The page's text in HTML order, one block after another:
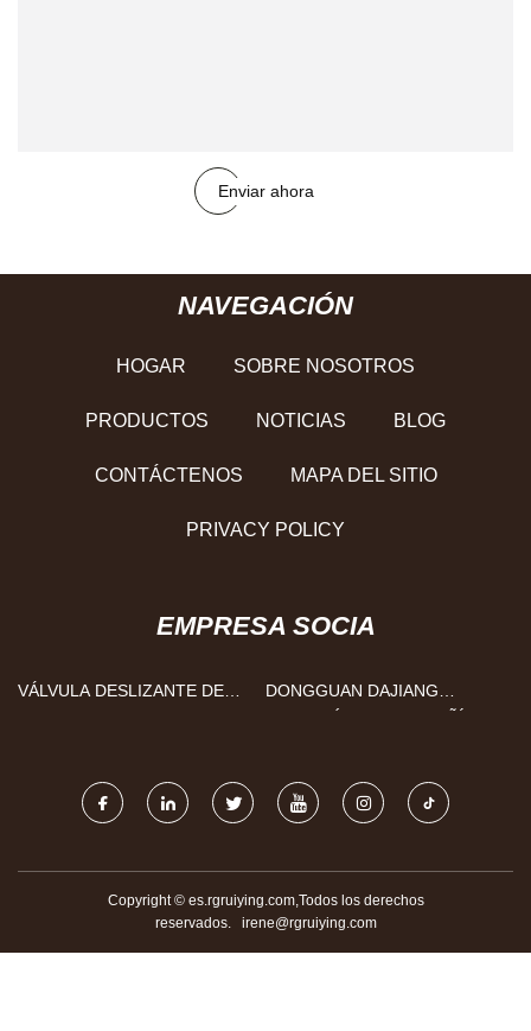
Enviar ahora
NAVEGACIÓN
HOGAR SOBRE NOSOTROS
PRODUCTOS NOTICIAS BLOG
CONTÁCTENOS MAPA DEL SITIO
PRIVACY POLICY
EMPRESA SOCIA
VÁLVULA DESLIZANTE DE
DONGGUAN DAJIANG
Copyright © es.rgruiying.com,Todos los derechos
reservados. irene@rgruiying.com